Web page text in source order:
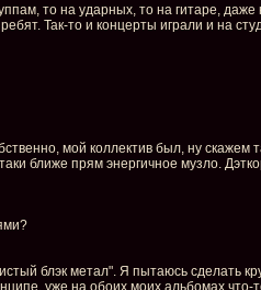
то на ударных, то на гитаре,
Так-то и концерты играли и на
мой коллектив был, ну скажем
ближе прям энергичное музло.
блэк метал". Я пытаюсь сделать
уже на обоих моих альбомах что-